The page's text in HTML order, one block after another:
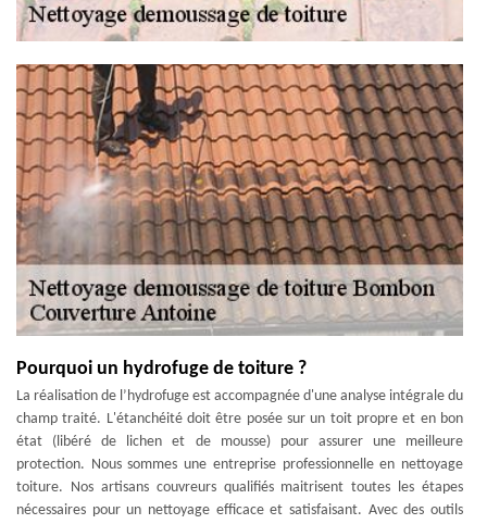
Pourquoi un hydrofuge de toiture ?
La réalisation de l’hydrofuge est accompagnée d'une analyse intégrale du
champ traité. L'étanchéité doit être posée sur un toit propre et en bon
état (libéré de lichen et de mousse) pour assurer une meilleure
protection. Nous sommes une entreprise professionnelle en nettoyage
toiture. Nos artisans couvreurs qualifiés maitrisent toutes les étapes
nécessaires pour un nettoyage efficace et satisfaisant. Avec des outils